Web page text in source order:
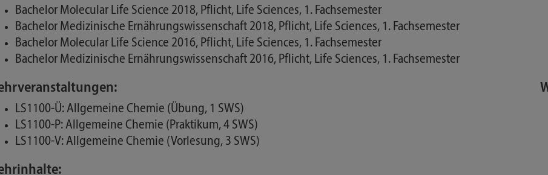
Bachelor Molecular Life Science 2018, Pflicht, Life Sciences, 1. Fachsemester
Bachelor Medizinische Ernährungswissenschaft 2018, Pflicht, Life Sciences, 1. Fachsemester
Bachelor Molecular Life Science 2016, Pflicht, Life Sciences, 1. Fachsemester
Bachelor Medizinische Ernährungswissenschaft 2016, Pflicht, Life Sciences, 1. Fachsemester
LS1100-Ü: Allgemeine Chemie (Übung, 1 SWS)
LS1100-P: Allgemeine Chemie (Praktikum, 4 SWS)
LS1100-V: Allgemeine Chemie (Vorlesung, 3 SWS)